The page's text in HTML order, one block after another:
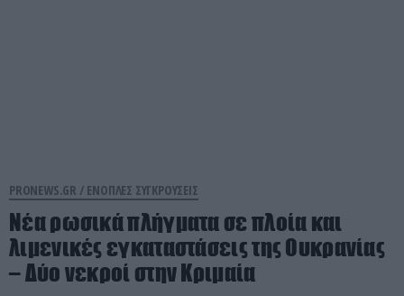
PRONEWS.GR / ΕΝΟΠΛΕΣ ΣΥΓΚΡΟΥΣΕΙΣ
Νέα ρωσικά πλήγματα σε πλοία και
λιμενικές εγκαταστάσεις της Ουκρανίας
– Δύο νεκροί στην Κριμαία